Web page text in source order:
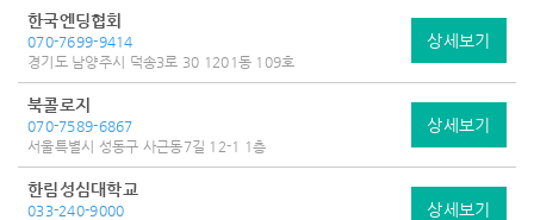
한국엔딩협회
070-7699-9414
경기도 남양주시 덕송3로 30 1201동 109호
상세보기
북콜로지
070-7589-6867
서울특별시 성동구 사근동7길 12-1 1층
상세보기
한림성심대학교
033-240-9000
상세보기